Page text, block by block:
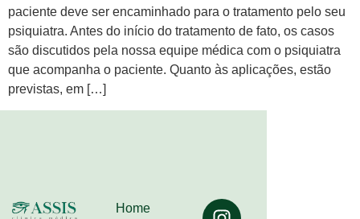
paciente deve ser encaminhado para o tratamento pelo seu
psiquiatra. Antes do início do tratamento de fato, os casos
são discutidos pela nossa equipe médica com o psiquiatra
que acompanha o paciente. ​Quanto às aplicações, estão
previstas, em […]
Home